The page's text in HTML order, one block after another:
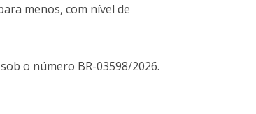
menos, com nível de
o número BR-03598/2026.